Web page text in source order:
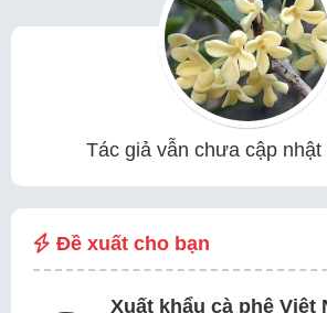
Tác giả vẫn chưa cập nhật
Đề xuất cho bạn
Xuất khẩu cà phê Việt